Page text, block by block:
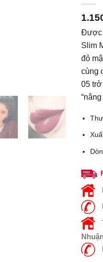
Được
Slim
đỏ
cùng
05